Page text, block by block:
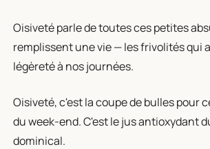
Oisiveté parle de toutes ces petites
remplissent une vie — les frivolités qui
légèreté à nos journées.
Oisiveté, c'est la coupe de bulles pour
du week-end. C'est le jus antioxydant
dominical.